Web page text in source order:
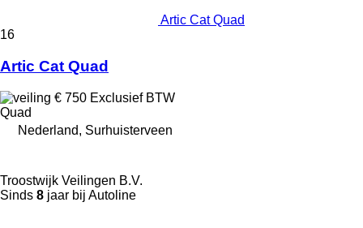
Artic Cat Quad
16
Artic Cat Quad
€ 750 Exclusief BTW
Quad
Nederland, Surhuisterveen
Troostwijk Veilingen B.V.
Sinds 8 jaar bij Autoline